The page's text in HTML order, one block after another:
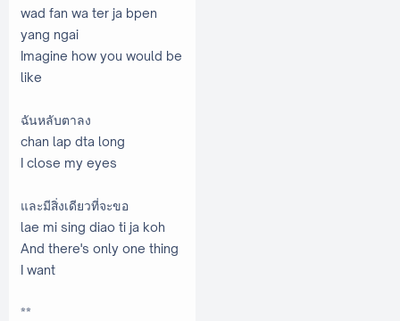
wad fan wa ter ja bpen
yang ngai
Imagine how you would be
like
ฉันหลับตาลง
chan lap dta long
I close my eyes
และมีสิ่งเดียวที่จะขอ
lae mi sing diao ti ja koh
And there's only one thing
I want
**